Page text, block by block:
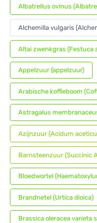
Albatrellus ovinus
Alchemilla vulgaris
Altai zwenkgras (Festuca
Appelzuur (appelzuur)
Arabische koffieboom
Astragalus
Azijnzuur (Acidum
Barnsteenzuur (Succinic
Bloedwortel
Brandnetel (Urtica dioica)
Brassica oleracea varieta